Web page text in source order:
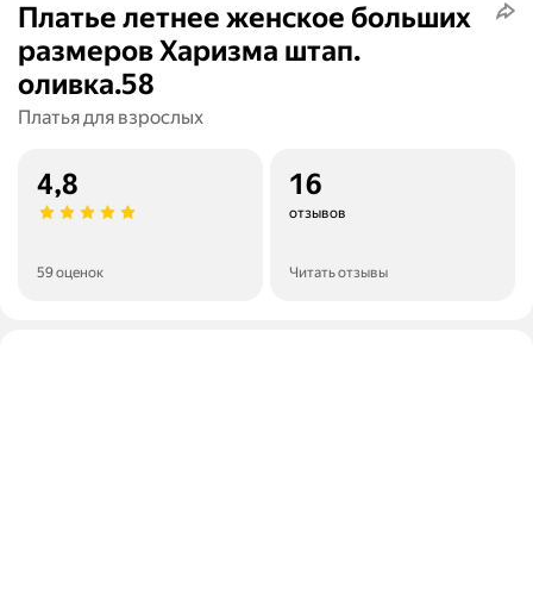
Платье летнее женское больших
размеров Харизма штап.
оливка.58
Платья для взрослых
4,8
59 оценок
16
отзывов
Читать отзывы